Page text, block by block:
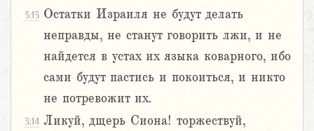
3:13 Остатки Израиля не будут делать
неправды, не станут говорить лжи, и не
найдется в устах их языка коварного, ибо
сами будут пастись и покоиться, и никто
не потревожит их.
3:14 Ликуй, дщерь Сиона! торжествуй,